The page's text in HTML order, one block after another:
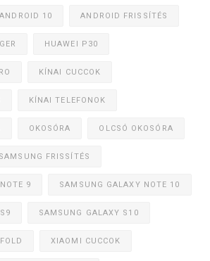
ANDROID 10 ANDROID FRISSÍTÉS
HUAWEI P30
KÍNAI CUCCOK
KÍNAI TELEFONOK
OKOSÓRA OLCSÓ OKOSÓRA
SAMSUNG FRISSÍTÉS
9 SAMSUNG GALAXY NOTE 10
SAMSUNG GALAXY S10
XIAOMI CUCCOK